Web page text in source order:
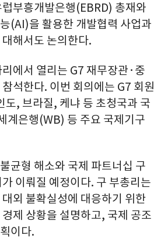
부흥개발은행(EBRD) 총재와
(AI)을 활용한 개발협력 사업과
해서도 논의한다.
에서 열리는 G7 재무장관·중
석한다. 이번 회의에는 G7 회원
도, 브라질, 케냐 등 초청국과 국
계은행(WB) 등 주요 국제기구
균형 해소와 국제 파트너십 구
이뤄질 예정이다. 구 부총리는
외 불확실성에 대응하기 위한
제 상황을 설명하고, 국제 공조
이다.